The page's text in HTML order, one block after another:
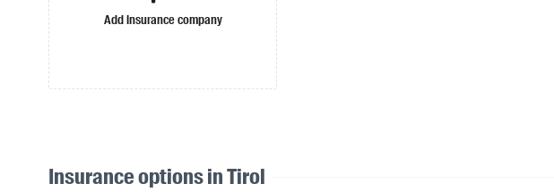
Add insurance company
Insurance options in Tirol